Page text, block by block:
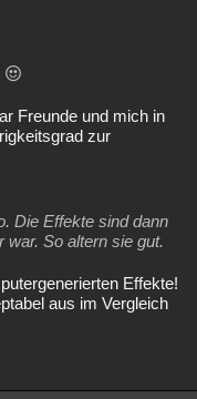
Freunde und mich in
zur
Die Effekte sind dann
war. So altern sie gut.
Effekte!
aus im Vergleich